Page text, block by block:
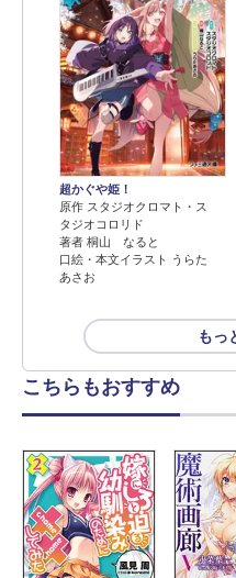
超かぐや姫！
原作 スタジオクロマト・ス
タジオコロリド
著者 桐山 なると
口絵・本文イラスト うらた
あさお
もっ
こちらもおすすめ